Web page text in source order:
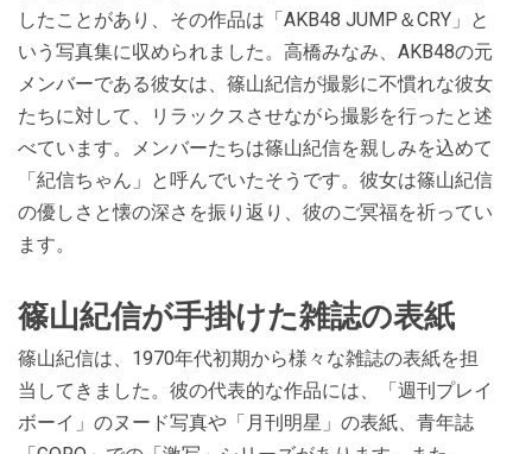
したことがあり、その作品は「AKB48 JUMP＆CRY」と
いう写真集に収められました。高橋みなみ、AKB48の元
メンバーである彼女は、篠山紀信が撮影に不慣れな彼女
たちに対して、リラックスさせながら撮影を行ったと述
べています。メンバーたちは篠山紀信を親しみを込めて
「紀信ちゃん」と呼んでいたそうです。彼女は篠山紀信
の優しさと懐の深さを振り返り、彼のご冥福を祈ってい
ます​​。
篠山紀信が手掛けた雑誌の表紙
篠山紀信は、1970年代初期から様々な雑誌の表紙を担
当してきました。彼の代表的な作品には、「週刊プレイ
ボーイ」のヌード写真や「月刊明星」の表紙、青年誌